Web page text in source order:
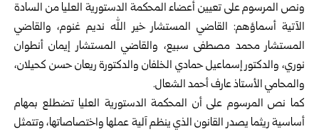
ونص المرسوم على تعيين أعضاء المحكمة الدستورية العليا من السادة
‏الآتية أسماؤهم: القاضي المستشار خير الله نديم غنوم، والقاضي
المستشار ‏محمد مصطفى سبيع، والقاضي المستشار إيمان أنطوان
نوري، والدكتور ‏إسماعيل حمادي الخلفان والدكتورة ريعان حسن كحيلان،
والمحامي الأستاذ ‏عارف أحمد الشعال.‏
كما نص المرسوم على أن المحكمة الدستورية العليا تضطلع بمهام
أساسية ريثما يصدر القانون الذي ينظم آلية عملها واختصاصاتها، وتتمثل